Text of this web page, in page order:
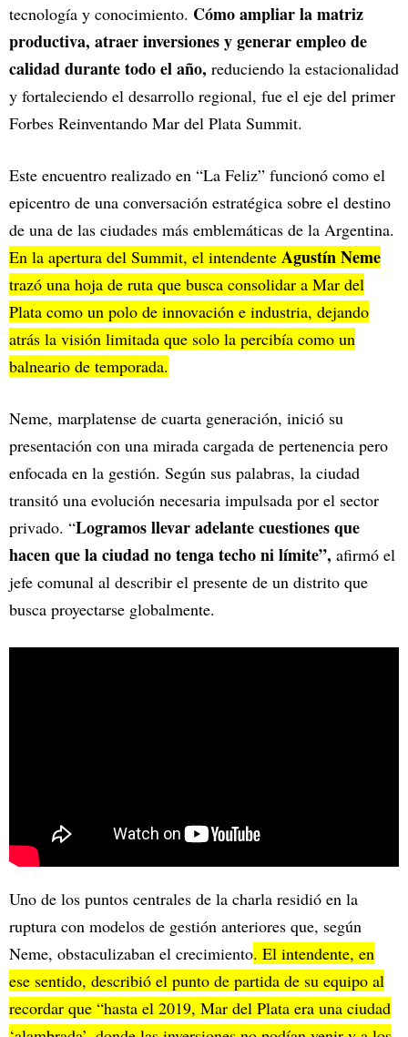
tecnología y conocimiento. Cómo ampliar la matriz
productiva, atraer inversiones y generar empleo de
calidad durante todo el año, reduciendo la estacionalidad
y fortaleciendo el desarrollo regional, fue el eje del primer
Forbes Reinventando Mar del Plata Summit.
Este encuentro realizado en “La Feliz” funcionó como el
epicentro de una conversación estratégica sobre el destino
de una de las ciudades más emblemáticas de la Argentina.
En la apertura del Summit, el intendente Agustín Neme
trazó una hoja de ruta que busca consolidar a Mar del
Plata como un polo de innovación e industria, dejando
atrás la visión limitada que solo la percibía como un
balneario de temporada.
Neme, marplatense de cuarta generación, inició su
presentación con una mirada cargada de pertenencia pero
enfocada en la gestión. Según sus palabras, la ciudad
transitó una evolución necesaria impulsada por el sector
privado. “Logramos llevar adelante cuestiones que
hacen que la ciudad no tenga techo ni límite”, afirmó el
jefe comunal al describir el presente de un distrito que
busca proyectarse globalmente.
Uno de los puntos centrales de la charla residió en la
ruptura con modelos de gestión anteriores que, según
Neme, obstaculizaban el crecimiento. El intendente, en
ese sentido, describió el punto de partida de su equipo al
recordar que “hasta el 2019, Mar del Plata era una ciudad